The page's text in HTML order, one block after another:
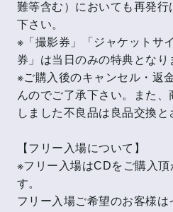
難等含む）においても再発
下さい。
※「撮影券」「ジャケットサ
券」は当日のみの特典となり
※ご購入後のキャンセル・返
んのでご了承下さい。また
しました不良品は良品交換と
【フリー入場について】
※フリー入場はCDをご購入頂
す。
フリー入場ご希望のお客様